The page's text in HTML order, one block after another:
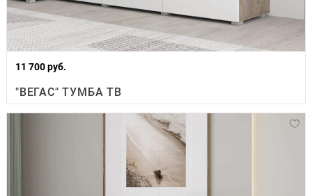
11 700 руб.
"ВЕГАС" ТУМБА ТВ